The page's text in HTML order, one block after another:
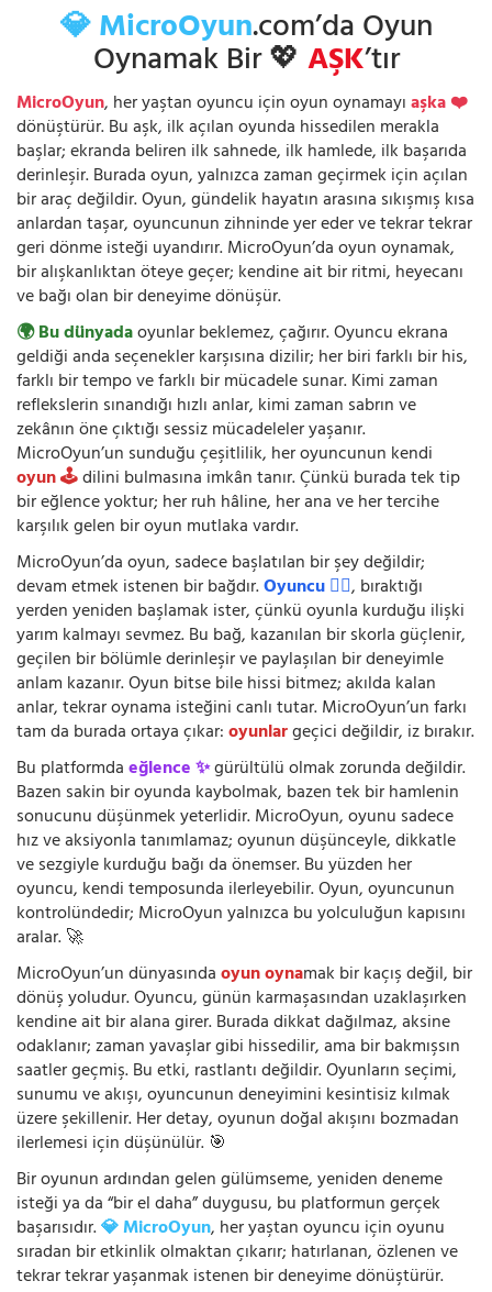
💎 MicroOyun.com’da Oyun
Oynamak Bir 💖AŞK’tır
MicroOyun, her yaştan oyuncu için oyun oynamayıaşka ❤️
dönüştürür. Bu aşk, ilk açılan oyunda hissedilen merakla
başlar; ekranda beliren ilk sahnede, ilk hamlede, ilk başarıda
derinleşir. Burada oyun, yalnızca zaman geçirmek için açılan
bir araç değildir. Oyun, gündelik hayatın arasına sıkışmış kısa
anlardan taşar, oyuncunun zihninde yer eder ve tekrar tekrar
geri dönme isteği uyandırır. MicroOyun’da oyun oynamak,
bir alışkanlıktan öteye geçer; kendine ait bir ritmi, heyecanı
ve bağı olan bir deneyime dönüşür.
🌍 Bu dünyadaoyunlar beklemez, çağırır. Oyuncu ekrana
geldiği anda seçenekler karşısına dizilir; her biri farklı bir his,
farklı bir tempo ve farklı bir mücadele sunar. Kimi zaman
reflekslerin sınandığı hızlı anlar, kimi zaman sabrın ve
zekânın öne çıktığı sessiz mücadeleler yaşanır.
MicroOyun’un sunduğu çeşitlilik, her oyuncunun kendi
oyun 🕹️dilini bulmasına imkân tanır. Çünkü burada tek tip
bir eğlence yoktur; her ruh hâline, her ana ve her tercihe
karşılık gelen bir oyun mutlaka vardır.
MicroOyun’da oyun, sadece başlatılan bir şey değildir;
devam etmek istenen bir bağdır.Oyuncu 🧍‍♂️, bıraktığı
yerden yeniden başlamak ister, çünkü oyunla kurduğu ilişki
yarım kalmayı sevmez. Bu bağ, kazanılan bir skorla güçlenir,
geçilen bir bölümle derinleşir ve paylaşılan bir deneyimle
anlam kazanır. Oyun bitse bile hissi bitmez; akılda kalan
anlar, tekrar oynama isteğini canlı tutar. MicroOyun’un farkı
tam da burada ortaya çıkar:oyunlargeçici değildir, iz bırakır.
Bu platformdaeğlence ✨gürültülü olmak zorunda değildir.
Bazen sakin bir oyunda kaybolmak, bazen tek bir hamlenin
sonucunu düşünmek yeterlidir. MicroOyun, oyunu sadece
hız ve aksiyonla tanımlamaz; oyunun düşünceyle, dikkatle
ve sezgiyle kurduğu bağı da önemser. Bu yüzden her
oyuncu, kendi temposunda ilerleyebilir. Oyun, oyuncunun
kontrolündedir; MicroOyun yalnızca bu yolculuğun kapısını
aralar. 🚀
MicroOyun’un dünyasındaoyun oynamak bir kaçış değil, bir
dönüş yoludur. Oyuncu, günün karmaşasından uzaklaşırken
kendine ait bir alana girer. Burada dikkat dağılmaz, aksine
odaklanır; zaman yavaşlar gibi hissedilir, ama bir bakmışsın
saatler geçmiş. Bu etki, rastlantı değildir. Oyunların seçimi,
sunumu ve akışı, oyuncunun deneyimini kesintisiz kılmak
üzere şekillenir. Her detay, oyunun doğal akışını bozmadan
ilerlemesi için düşünülür. 🎯
Bir oyunun ardından gelen gülümseme, yeniden deneme
isteği ya da “bir el daha” duygusu, bu platformun gerçek
başarısıdır.💎 MicroOyun, her yaştan oyuncu için oyunu
sıradan bir etkinlik olmaktan çıkarır; hatırlanan, özlenen ve
tekrar tekrar yaşanmak istenen bir deneyime dönüştürür.